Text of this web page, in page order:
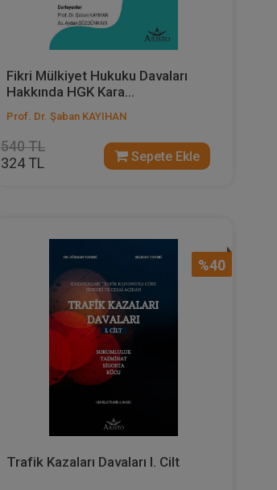
Fikri Mülkiyet Hukuku Davaları
Hakkında HGK Kara...
Prof. Dr. Şaban KAYIHAN
540 TL
324 TL Sepete Ekle
%40
Trafik Kazaları Davaları I. Cilt